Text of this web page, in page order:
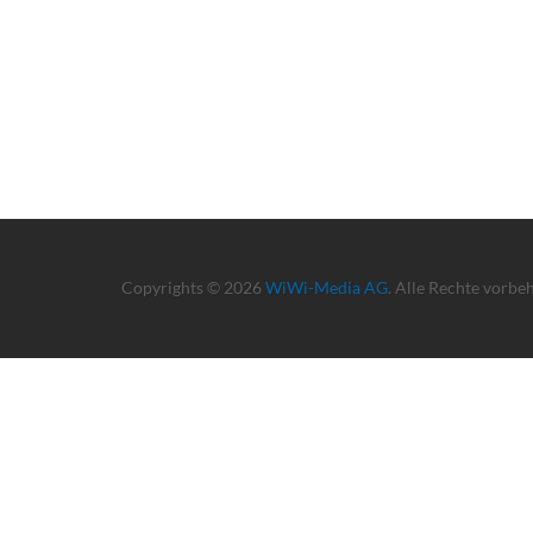
Copyrights © 2026 WiWi-Media AG. Alle Rechte